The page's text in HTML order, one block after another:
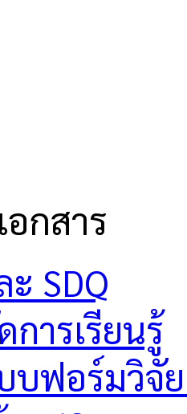
กสาร
SDQ
ารเรียนรู้
บฟอร์มวิจั